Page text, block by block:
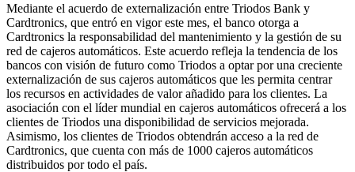
Mediante el acuerdo de externalización entre Triodos Bank y
Cardtronics, que entró en vigor este mes, el banco otorga a
Cardtronics la responsabilidad del mantenimiento y la gestión de su
red de cajeros automáticos. Este acuerdo refleja la tendencia de los
bancos con visión de futuro como Triodos a optar por una creciente
externalización de sus cajeros automáticos que les permita centrar
los recursos en actividades de valor añadido para los clientes. La
asociación con el líder mundial en cajeros automáticos ofrecerá a los
clientes de Triodos una disponibilidad de servicios mejorada.
Asimismo, los clientes de Triodos obtendrán acceso a la red de
Cardtronics, que cuenta con más de 1000 cajeros automáticos
distribuidos por todo el país.